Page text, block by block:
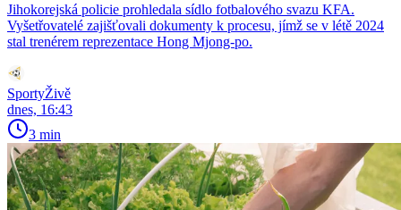
Jihokorejská policie prohledala sídlo fotbalového svazu KFA.
Vyšetřovatelé zajišťovali dokumenty k procesu, jímž se v létě 2024
stal trenérem reprezentace Hong Mjong-po.
SportyŽivě
dnes, 16:43
3 min